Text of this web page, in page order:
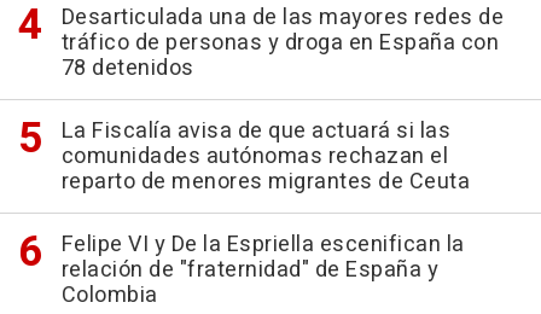
Desarticulada una de las mayores redes de
tráfico de personas y droga en España con
78 detenidos
La Fiscalía avisa de que actuará si las
comunidades autónomas rechazan el
reparto de menores migrantes de Ceuta
Felipe VI y De la Espriella escenifican la
relación de "fraternidad" de España y
Colombia